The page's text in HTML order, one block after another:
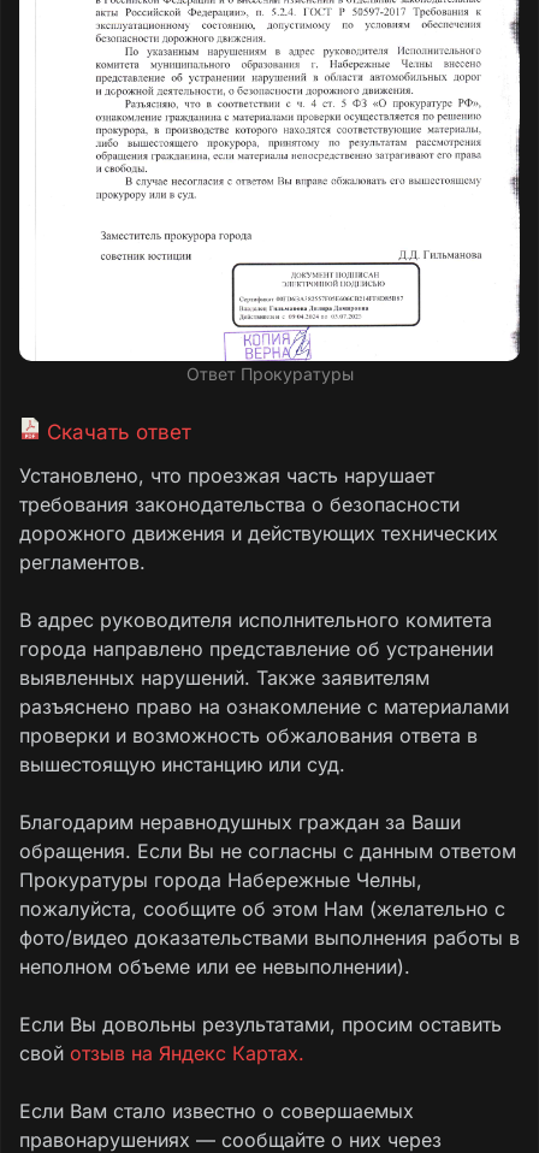
Ответ Прокуратуры
Скачать ответ
Установлено, что проезжая часть нарушает
требования законодательства о безопасности
дорожного движения и действующих технических
регламентов.
В адрес руководителя исполнительного комитета
города направлено представление об устранении
выявленных нарушений. Также заявителям
разъяснено право на ознакомление с материалами
проверки и возможность обжалования ответа в
вышестоящую инстанцию или суд.
Благодарим неравнодушных граждан за Ваши
обращения. Если Вы не согласны с данным ответом
Прокуратуры города Набережные Челны,
пожалуйста, сообщите об этом Нам (желательно с
фото/видео доказательствами выполнения работы в
неполном объеме или ее невыполнении).
Если Вы довольны результатами, просим оставить
свой отзыв на Яндекс Картах.
Если Вам стало известно о совершаемых
правонарушениях — сообщайте о них через